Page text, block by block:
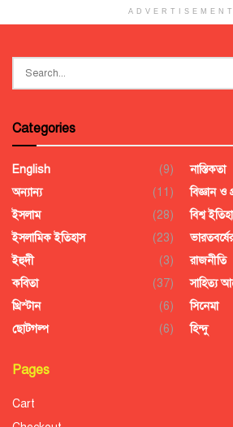
ADVERTISEMENT
Categories
English
(9)
অন্যান্য
(11)
ইসলাম
(28)
ইসলামিক ইতিহাস
(23)
ইহুদী
(3)
কবিতা
(37)
খ্রিস্টান
(6)
ছোটগল্প
(6)
নাস্তিকতা
বিজ্ঞান ও
বিশ্ব
রাজনীতি
সাহিত্য
সিনেমা
হিন্দু
Pages
Cart